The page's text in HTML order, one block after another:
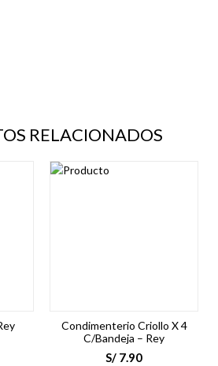
RELACIONADOS
Condimenterio Criollo X 4
C/Bandeja – Rey
S/ 7.90